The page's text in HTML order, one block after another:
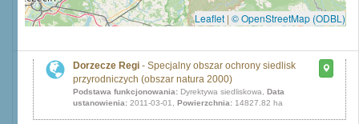
Leaflet | © OpenStreetMap (ODBL)
Dorzecze Regi - Specjalny obszar ochrony siedlisk
przyrodniczych (obszar natura 2000)
Podstawa funkcjonowania: Dyrektywa siedliskowa, Data
ustanowienia: 2011-03-01, Powierzchnia: 14827.82 ha